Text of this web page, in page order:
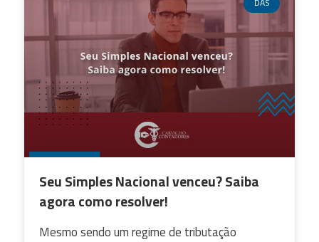
Seu Simples Nacional venceu? Saiba
agora como resolver!
Mesmo sendo um regime de tributação